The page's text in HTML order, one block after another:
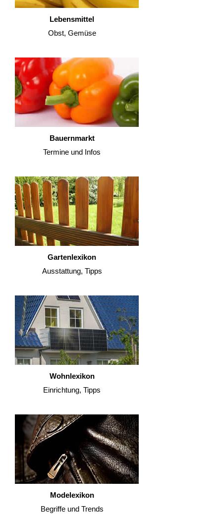
Lebensmittel
Obst, Gemüse
Bauernmarkt
Termine und Infos
Gartenlexikon
Ausstattung, Tipps
Wohnlexikon
Einrichtung, Tipps
Modelexikon
Begriffe und Trends